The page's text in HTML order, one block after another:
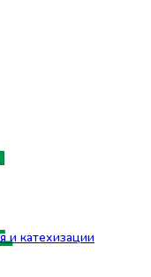
и катехизации